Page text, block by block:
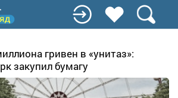
гривен в «унитаз»:
закупил бумагу